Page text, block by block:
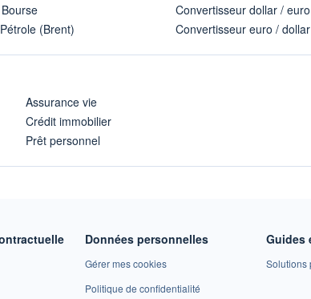
(Brent)
Convertisseur dollar / euro
Convertisseur euro / dollar
Assurance vie
Crédit immobilier
Prêt personnel
Données personnelles
Gérer mes cookies
Politique de confidentialité
Guides
Solutions